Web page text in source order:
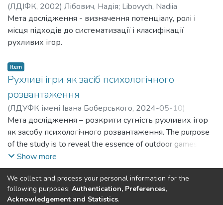
(ЛДІФК, 2002) Лібович, Надія; Libovych, Nadiia
Мета дослідження - визначення потенціалу, ролі і
місця підходів до систематизації і класифікації
рухливих ігор.
Item
Рухливі ігри як засіб психологічного
розвантаження
(ЛДУФК імені Івана Боберського, 2024-05-10)
Лібович, Христина ;Лібович, Надія;Libovych, Khrystyna;
Libovych, Nadiia
Мета дослідження – розкрити сутність рухливих ігор
як засобу психологічного розвантаження. The purpose
of the study is to reveal the essence of outdoor games as a
means of psychological relief.
Show more
« 1(current)
2 3 4 5 »
We collect and process your personal information for the
following purposes: Authentication, Preferences,
Acknowledgement and Statistics.